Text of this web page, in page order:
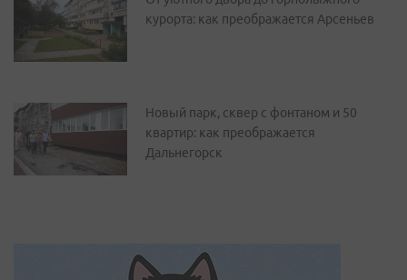
курорта: как преображается Арсеньев
Новый парк, сквер с фонтаном и 50
квартир: как преображается
Дальнегорск